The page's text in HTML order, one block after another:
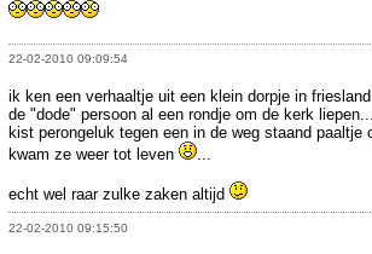
22-02-2010 09:09:54
ik ken een verhaaltje uit een klein dorpje in
de "dode" persoon al een rondje om de kerk
kist perongeluk tegen een in de weg staand paaltje
kwam ze weer tot leven
...
echt wel raar zulke zaken altijd
22-02-2010 09:15:50